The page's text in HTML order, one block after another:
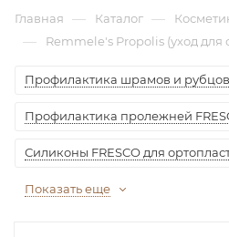
Главная — Каталог —
— Remmele's Propolis (уход для
Профилактика шрамов и рубцов
Профилактика пролежней
Силиконы FRESCO для
Показать еще